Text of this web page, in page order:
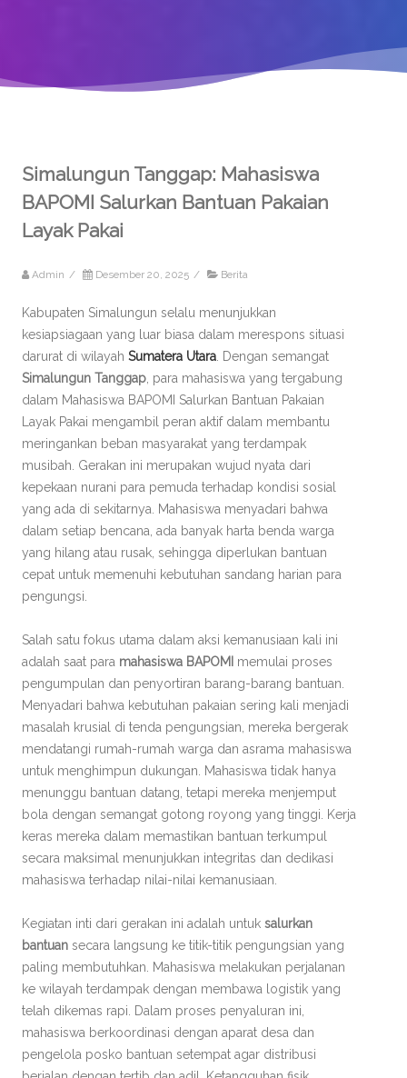
Simalungun Tanggap: Mahasiswa
BAPOMI Salurkan Bantuan Pakaian
Layak Pakai
Admin / Desember 20, 2025 / Berita
Kabupaten Simalungun selalu menunjukkan
kesiapsiagaan yang luar biasa dalam merespons situasi
darurat di wilayah Sumatera Utara . Dengan semangat
Simalungun Tanggap , para mahasiswa yang tergabung
dalam Mahasiswa BAPOMI Salurkan Bantuan Pakaian
Layak Pakai mengambil peran aktif dalam membantu
meringankan beban masyarakat yang terdampak
musibah. Gerakan ini merupakan wujud nyata dari
kepekaan nurani para pemuda terhadap kondisi sosial
yang ada di sekitarnya. Mahasiswa menyadari bahwa
dalam setiap bencana, ada banyak harta benda warga
yang hilang atau rusak, sehingga diperlukan bantuan
cepat untuk memenuhi kebutuhan sandang harian para
pengungsi.
Salah satu fokus utama dalam aksi kemanusiaan kali ini
adalah saat para mahasiswa BAPOMI
memulai proses
pengumpulan dan penyortiran barang-barang bantuan.
Menyadari bahwa kebutuhan pakaian sering kali menjadi
masalah krusial di tenda pengungsian, mereka bergerak
mendatangi rumah-rumah warga dan asrama mahasiswa
untuk menghimpun dukungan. Mahasiswa tidak hanya
menunggu bantuan datang, tetapi mereka menjemput
bola dengan semangat gotong royong yang tinggi. Kerja
keras mereka dalam memastikan bantuan terkumpul
secara maksimal menunjukkan integritas dan dedikasi
mahasiswa terhadap nilai-nilai kemanusiaan.
Kegiatan inti dari gerakan ini adalah untuk salurkan
bantuan secara langsung ke titik-titik pengungsian yang
paling membutuhkan. Mahasiswa melakukan perjalanan
ke wilayah terdampak dengan membawa logistik yang
telah dikemas rapi. Dalam proses penyaluran ini,
mahasiswa berkoordinasi dengan aparat desa dan
pengelola posko bantuan setempat agar distribusi